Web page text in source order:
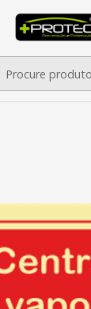
CONSULTA
Incêndio